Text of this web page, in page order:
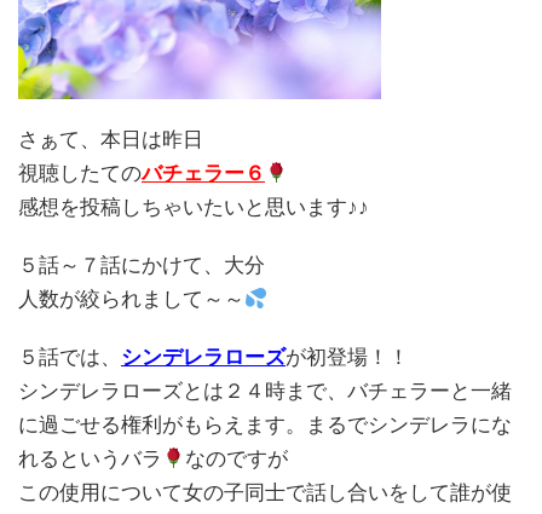
さぁて、本日は昨日
視聴したてのバチェラー６
感想を投稿しちゃいたいと思います♪♪
５話～７話にかけて、大分
人数が絞られまして～～
５話では、 シンデレラローズが初登場！！
シンデレラローズとは２４時まで、バチェラーと一緒
に過ごせる権利がもらえます。まるでシンデレラにな
れるというバラ
なのですが
この使用について女の子同士で話し合いをして誰が使